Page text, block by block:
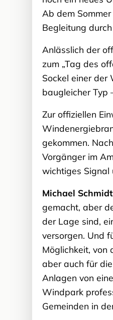
Ab dem
Begleitung
Anlässlich der
zum „Tag des
Sockel einer der
baugleicher Typ
Zur offiziellen
gekommen.
Vorgänger im
wichtiges Signal
Michael
gemacht, aber
der Lage sind,
versorgen. Und
Möglichkeit, von
aber auch für
Anlagen von
Windpark
Gemeinden in